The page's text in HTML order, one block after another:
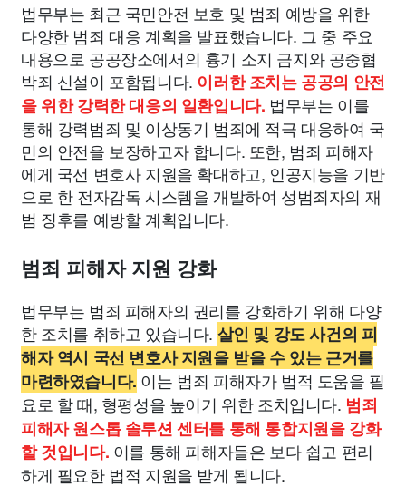
법무부는 최근 국민안전 보호 및 범죄 예방을 위한
다양한 범죄 대응 계획을 발표했습니다. 그 중 주요
내용으로 공공장소에서의 흉기 소지 금지와 공중협
박죄 신설이 포함됩니다. 이러한 조치는 공공의 안전
을 위한 강력한 대응의 일환입니다. 법무부는 이를
통해 강력범죄 및 이상동기 범죄에 적극 대응하여 국
민의 안전을 보장하고자 합니다. 또한, 범죄 피해자
에게 국선 변호사 지원을 확대하고, 인공지능을 기반
으로 한 전자감독 시스템을 개발하여 성범죄자의 재
범 징후를 예방할 계획입니다.
범죄 피해자 지원 강화
법무부는 범죄 피해자의 권리를 강화하기 위해 다양
한 조치를 취하고 있습니다. 살인 및 강도 사건의 피
해자 역시 국선 변호사 지원을 받을 수 있는 근거를
마련하였습니다. 이는 범죄 피해자가 법적 도움을 필
요로 할 때, 형평성을 높이기 위한 조치입니다. 범죄
피해자 원스톱 솔루션 센터를 통해 통합지원을 강화
할 것입니다. 이를 통해 피해자들은 보다 쉽고 편리
하게 필요한 법적 지원을 받게 됩니다.